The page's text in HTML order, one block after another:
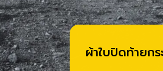
ผ้าใบปิดท้ายก